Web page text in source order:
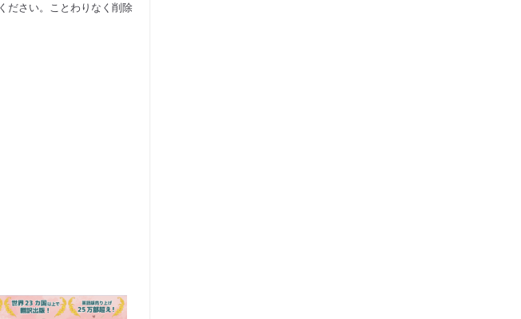
ださい。ことわりなく削除